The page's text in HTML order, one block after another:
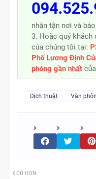
nhận tận nơi và
3. Hoặc quý khách
của chúng tôi tại:
Phố Lương Định
phòng gần nhất
Dịch thuật Văn
CŨ HƠN